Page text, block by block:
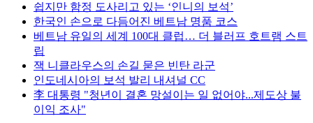
쉽지만 함정 도사리고 있는 ‘인니의 보석’
한국인 손으로 다듬어진 베트남 명품 코스
베트남 유일의 세계 100대 클럽… 더 블러프 호트램 스트
립
잭 니클라우스의 손길 묻은 빈탄 라군
인도네시아의 보석 발리 내셔널 CC
李 대통령 "청년이 결혼 망설이는 일 없어야...제도상 불
이익 조사"